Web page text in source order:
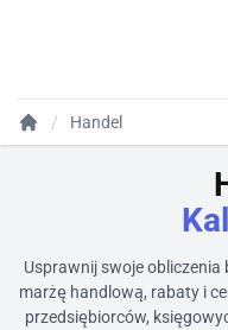
Handel
Usprawnij swoje obliczenia
marżę handlową, rabaty i
przedsiębiorców,